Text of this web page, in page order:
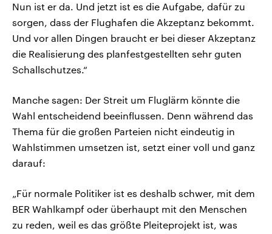
Nun ist er da. Und jetzt ist es die Aufgabe, dafür zu
sorgen, dass der Flughafen die Akzeptanz bekommt.
Und vor allen Dingen braucht er bei dieser Akzeptanz
die Realisierung des planfestgestellten sehr guten
Schallschutzes.“
Manche sagen: Der Streit um Fluglärm könnte die
Wahl entscheidend beeinflussen. Denn während das
Thema für die großen Parteien nicht eindeutig in
Wahlstimmen umsetzen ist, setzt einer voll und ganz
darauf:
„Für normale Politiker ist es deshalb schwer, mit dem
BER Wahlkampf oder überhaupt mit den Menschen
zu reden, weil es das größte Pleiteprojekt ist, was